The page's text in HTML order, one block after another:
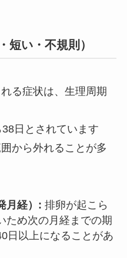
短い・不規則）
る症状は、生理周期
日とされています
から外れることが多
月経）: 排卵が起こら
ため次の月経までの期
日以上になることがあ